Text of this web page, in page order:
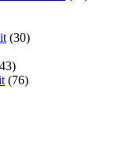
(30)
(76)